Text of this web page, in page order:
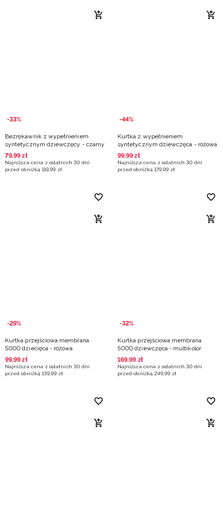
-33%
Bezrękawnik z wypełnieniem
syntetycznym dziewczęcy - czarny
79,99 zł
Najniższa cena z ostatnich 30 dni
przed obniżką 119,99 zł
-44%
Kurtka z wypełnieniem
syntetycznym dziewczęca - różowa
99,99 zł
Najniższa cena z ostatnich 30 dni
przed obniżką 179,99 zł
-29%
Kurtka przejściowa membrana
5000 dziecięca - różowa
99,99 zł
Najniższa cena z ostatnich 30 dni
przed obniżką 139,99 zł
-32%
Kurtka przejściowa membrana
5000 dziewczęca - multikolor
169,99 zł
Najniższa cena z ostatnich 30 dni
przed obniżką 249,99 zł